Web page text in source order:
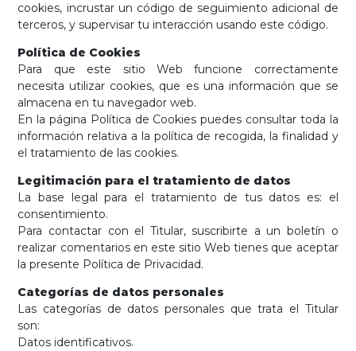
cookies, incrustar un código de seguimiento adicional de
terceros, y supervisar tu interacción usando este código.
Política de Cookies
Para que este sitio Web funcione correctamente
necesita utilizar cookies, que es una información que se
almacena en tu navegador web.
En la página Política de Cookies puedes consultar toda la
información relativa a la política de recogida, la finalidad y
el tratamiento de las cookies.
Legitimación para el tratamiento de datos
La base legal para el tratamiento de tus datos es: el
consentimiento.
Para contactar con el Titular, suscribirte a un boletín o
realizar comentarios en este sitio Web tienes que aceptar
la presente Política de Privacidad.
Categorías de datos personales
Las categorías de datos personales que trata el Titular
son:
Datos identificativos.